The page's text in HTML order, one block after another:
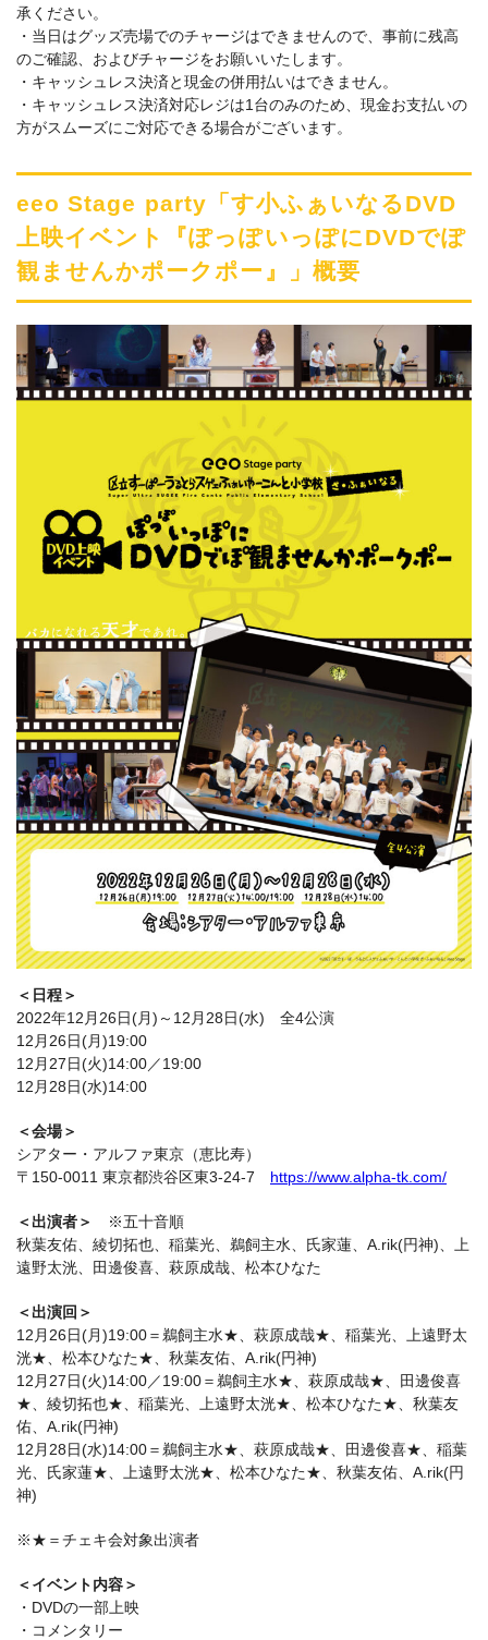
承ください。
・当日はグッズ売場でのチャージはできませんので、事前に残高
のご確認、およびチャージをお願いいたします。
・キャッシュレス決済と現金の併用払いはできません。
・キャッシュレス決済対応レジは1台のみのため、現金お支払いの
方がスムーズにご対応できる場合がございます。
eeo Stage party「す小ふぁいなるDVD
上映イベント『ぽっぽいっぽにDVDでぽ
観ませんかポークポー』」概要
＜日程＞
2022年12月26日(月)～12月28日(水) 全4公演
12月26日(月)19:00
12月27日(火)14:00／19:00
12月28日(水)14:00
＜会場＞
シアター・アルファ東京（恵比寿）
〒150-0011 東京都渋谷区東3-24-7 https://www.alpha-tk.com/
＜出演者＞
※五十音順
秋葉友佑、綾切拓也、稲葉光、鵜飼主水、氏家蓮、A.rik(円神)、上
遠野太洸、田邊俊喜、萩原成哉、松本ひなた
＜出演回＞
12月26日(月)19:00＝鵜飼主水★、萩原成哉★、稲葉光、上遠野太
洸★、松本ひなた★、秋葉友佑、A.rik(円神)
12月27日(火)14:00／19:00＝鵜飼主水★、萩原成哉★、田邊俊喜
★、綾切拓也★、稲葉光、上遠野太洸★、松本ひなた★、秋葉友
佑、A.rik(円神)
12月28日(水)14:00＝鵜飼主水★、萩原成哉★、田邊俊喜★、稲葉
光、氏家蓮★、上遠野太洸★、松本ひなた★、秋葉友佑、A.rik(円
神)
※★＝チェキ会対象出演者
＜イベント内容＞
・DVDの一部上映
・コメンタリー